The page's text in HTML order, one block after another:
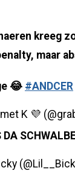
kreeg
maar
😂 #ANDCER
K 💜
DA